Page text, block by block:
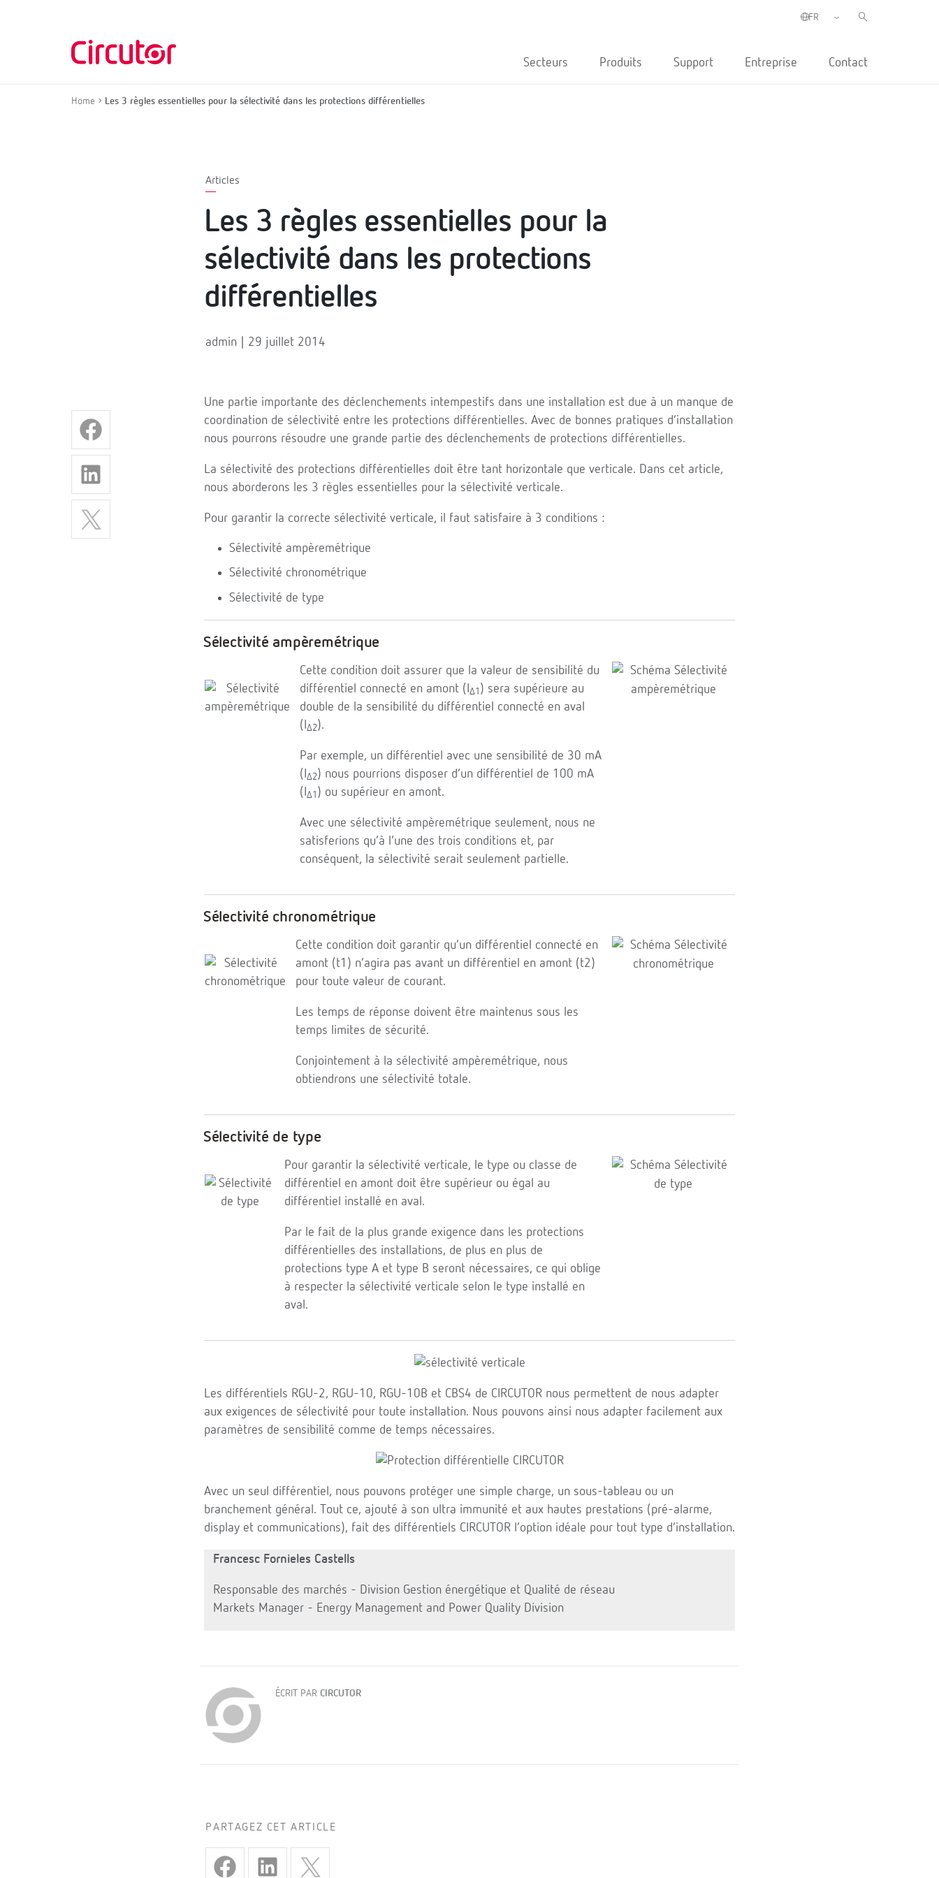
Secteurs Produits Support Entreprise Contact
Home Les 3 règles essentielles pour la sélectivité dans les protections différentielles
Articles
Les 3 règles essentielles pour la
sélectivité dans les protections
différentielles
admin | 29 juillet 2014
Une partie importante des déclenchements intempestifs dans une installation est due à un manque de
coordination de sélectivité entre les protections différentielles. Avec de bonnes pratiques d’installation
nous pourrons résoudre une grande partie des déclenchements de protections différentielles.
La sélectivité des protections différentielles doit être tant horizontale que verticale. Dans cet article,
nous aborderons les 3 règles essentielles pour la sélectivité verticale.
Pour garantir la correcte sélectivité verticale, il faut satisfaire à 3 conditions :
Sélectivité ampèremétrique
Sélectivité chronométrique
Sélectivité de type
Sélectivité ampèremétrique
Cette condition doit assurer que la valeur de sensibilité du
différentiel connecté en amont (I ∆1
) sera supérieure au
double de la sensibilité du différentiel connecté en aval
(I ∆2).
Par exemple, un différentiel avec une sensibilité de 30 mA
(I ∆2) nous pourrions disposer d’un différentiel de 100 mA
(I ∆1 ) ou supérieur en amont.
Avec une sélectivité ampèremétrique seulement, nous ne
satisferions qu’à l’une des trois conditions et, par
conséquent, la sélectivité serait seulement partielle.
Sélectivité chronométrique
Cette condition doit garantir qu’un différentiel connecté en
amont (t1) n’agira pas avant un différentiel en amont (t2)
pour toute valeur de courant.
Les temps de réponse doivent être maintenus sous les
temps limites de sécurité.
Conjointement à la sélectivité ampèremétrique, nous
obtiendrons une sélectivité totale.
Sélectivité de type
Pour garantir la sélectivité verticale, le type ou classe de
différentiel en amont doit être supérieur ou égal au
différentiel installé en aval.
Par le fait de la plus grande exigence dans les protections
différentielles des installations, de plus en plus de
protections type A et type B seront nécessaires, ce qui oblige
à respecter la sélectivité verticale selon le type installé en
aval.
Les différentiels RGU-2, RGU-10, RGU-10B et CBS4 de CIRCUTOR nous permettent de nous adapter
aux exigences de sélectivité pour toute installation. Nous pouvons ainsi nous adapter facilement aux
paramètres de sensibilité comme de temps nécessaires.
Avec un seul différentiel, nous pouvons protéger une simple charge, un sous-tableau ou un
branchement général. Tout ce, ajouté à son ultra immunité et aux hautes prestations (pré-alarme,
display et communications), fait des différentiels CIRCUTOR l’option idéale pour tout type d’installation.
Francesc Fornieles Castells
Responsable des marchés - Division Gestion énergétique et Qualité de réseau
Markets Manager - Energy Management and Power Quality Division
ÉCRIT PARCIRCUTOR
PARTAGEZ CET ARTICLE